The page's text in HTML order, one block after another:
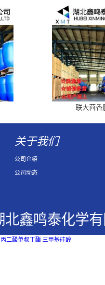
联大茴香
关于我们
公司介绍
公司动态
北鑫鸣泰化学
丙二酸单叔丁酯 三甲基硅醇